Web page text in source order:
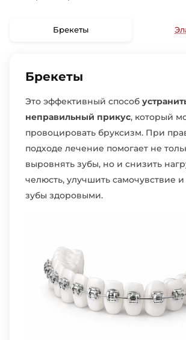
Брекеты
Брекеты
Это эффективный способ
неправильный прикус, который
провоцировать бруксизм. При
подходе лечение помогает не
выровнять зубы, но и снизить
челюсть, улучшить самочувствие
зубы здоровыми.